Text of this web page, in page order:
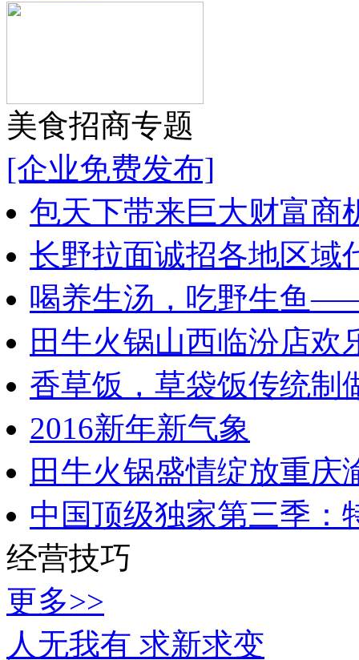
美食招商专题
[企业免费发布]
包天下带来巨大财富商
长野拉面诚招各地区域
喝养生汤，吃野生鱼
田牛火锅山西临汾店欢
香草饭，草袋饭传统制
2016新年新气象
田牛火锅盛情绽放重庆
中国顶级独家第三季：
经营技巧
更多>>
人无我有 求新求变